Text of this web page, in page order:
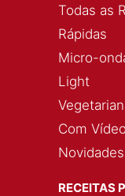
Todas as
Rápidas
Micro-
Light
Com
Novidades
RECEITAS